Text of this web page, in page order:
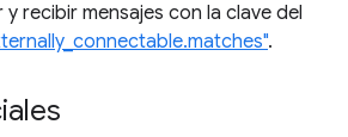
y recibir mensajes con la clave del
.